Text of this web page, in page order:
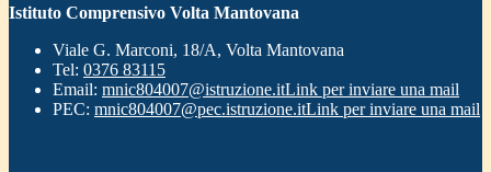
Istituto Comprensivo Volta Mantovana
Viale G. Marconi, 18/A, Volta Mantovana
Tel: 0376 83115
Email: mnic804007@istruzione.itLink per inviare una mail
PEC: mnic804007@pec.istruzione.itLink per inviare una mail